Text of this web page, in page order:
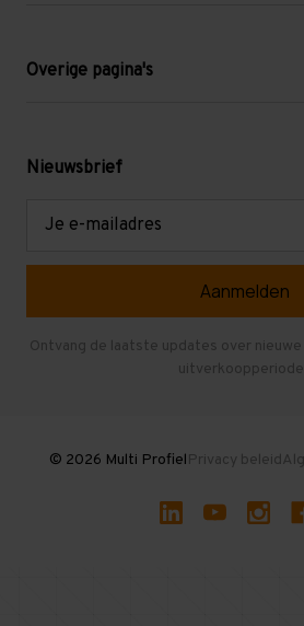
Blog
Levering en afhalen
Overige pagina's
Mezzanine
Gebruikte entresolvloeren
Nieuwsbrief
Ontvang de laatste updates over
© 2026 Multi ProfielPrivacy beleid